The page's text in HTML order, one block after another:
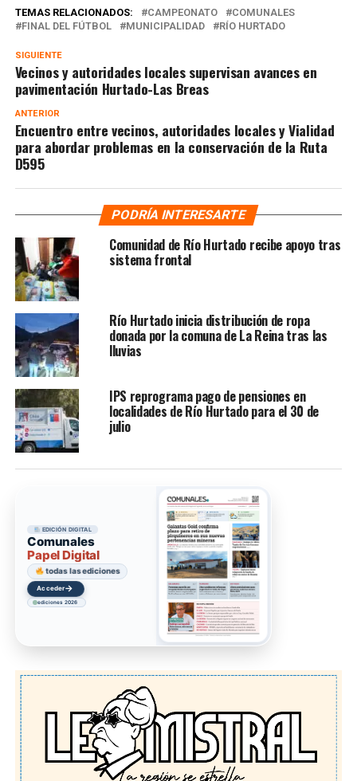
TEMAS RELACIONADOS: CAMPEONATO
COMUNALES
FINAL DEL FÚTBOL
MUNICIPALIDAD RÍO HURTADO
SIGUIENTE
Vecinos y autoridades locales supervisan avances en
pavimentación Hurtado-Las Breas
ANTERIOR
Encuentro entre vecinos, autoridades locales y Vialidad
para abordar problemas en la conservación de la Ruta
D595
PODRÍA INTERESARTE
Comunidad de Río Hurtado recibe apoyo tras
sistema frontal
Río Hurtado inicia distribución de ropa
donada por la comuna de La Reina tras las
lluvias
IPS reprograma pago de pensiones en
localidades de Río Hurtado para el 30 de
julio
EDICIÓN DIGITAL
Comunales
Papel Digital
todas las ediciones
Acceder→
ediciones 2026